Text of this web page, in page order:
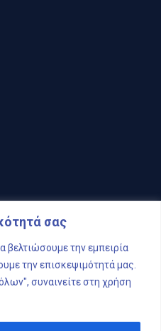
σας
βελτιώσουμε την εμπειρία
την επισκεψιμότητά μας.
συναινείτε στη χρήση